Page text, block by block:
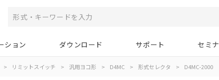
ション ダウンロード サポート セミナ
> リミットスイッチ > 汎用ヨコ形 > D4MC > 形式セレクタ > D4MC-2000